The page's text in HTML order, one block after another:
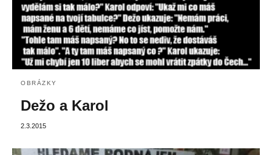
OBRÁZKY
Dežo a Karol
2.3.2015